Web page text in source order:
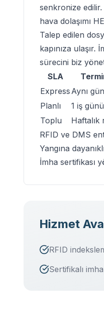
senkronize
hava dolaşımı
Talep edilen
kapınıza
sürecini biz
SLA
Express Aynı gün
Planlı
1 iş günü
Toplu
Haftalık
RFID ve DMS
Yangına
İmha sertifikası
Hizmet
RFID
Sertifikalı imha